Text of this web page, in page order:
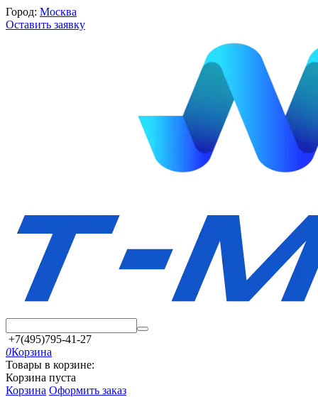
Город: Москва
Оставить заявку
+7(495)795-41-27
0Корзина
Товары в корзине:
Корзина пуста
Корзина Оформить заказ